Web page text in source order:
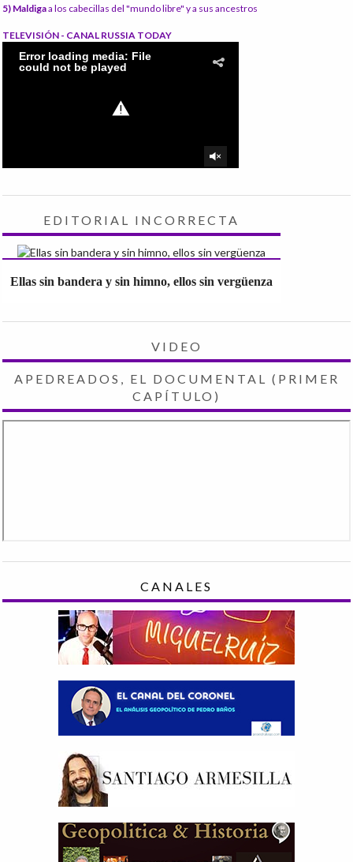
5) Maldigaa los cabecillas del "mundo libre" y a sus ancestros
TELEVISIÓN - CANAL RUSSIA TODAY
EDITORIAL INCORRECTA
Ellas sin bandera y sin himno, ellos sin vergüenza
VIDEO
APEDREADOS, EL DOCUMENTAL (PRIMER
CAPÍTULO)
CANALES